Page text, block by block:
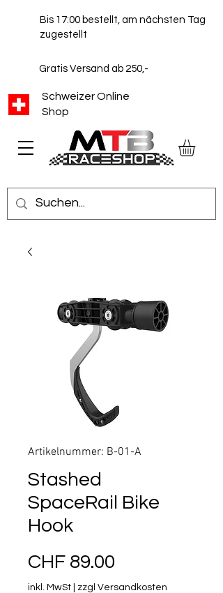
Schweizer Online
Shop
Bis 17:00 bestellt, am nächsten Tag
zugestellt
Gratis Versand ab 250,-
Artikelnummer: B-01-A
Stashed
SpaceRail Bike
Hook
CHF 89.00
inkl. MwSt zzgl Versandkosten